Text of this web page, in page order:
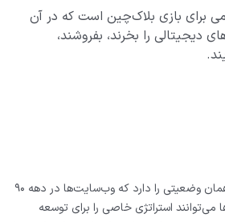
برای بازی بلاک‌چین است که در آن
دیجیتالی را بخرند، بفروشند،
، همان وضعیتی را دارد که وب‌سایت‌ها در دهه ۹۰
می‌توانند استراتژی خاصی را برای توسعه